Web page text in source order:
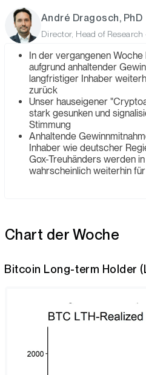
André Dragosch, PhD
Director, Head of
In der vergangenen
aufgrund anhaltender
langfristiger Inhaber
zurück
Unser hauseigener
stark gesunken und
Stimmung
Anhaltende
Inhaber wie deutscher
Gox-Treuhänders werden
wahrscheinlich weiterhin
Chart der Woche
Bitcoin Long-term Holder